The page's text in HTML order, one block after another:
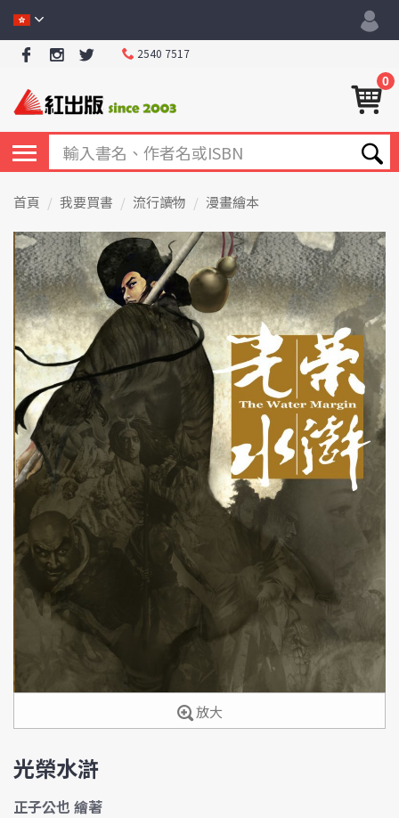
2540 7517
0
首頁 我要買書 流行讀物 漫畫繪本
放大
光榮水滸
正子公也 繪著